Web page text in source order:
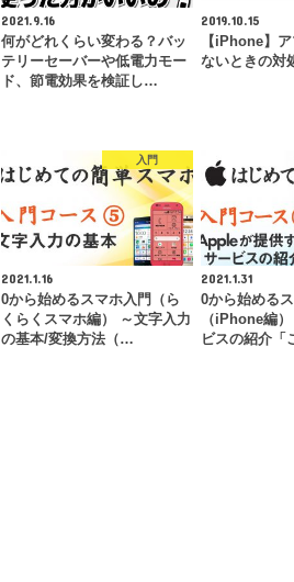
2021.9.16
何がどれくらい変わる？バッ
テリーセーバーや低電力モー
ド、節電効果を検証し…
2019.10.15
【iPhone】
ないときの対
入門
2021.1.16
0から始めるスマホ入門（ら
くらくスマホ編） ～文字入力
の基本/変換方法（…
2021.1.31
0から始める
（iPhone編
ビスの紹介「